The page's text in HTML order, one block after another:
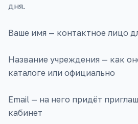
дня.
Ваше имя — контактное лицо
Название учреждения — как
каталоге или официально
Email — на него придёт
кабинет